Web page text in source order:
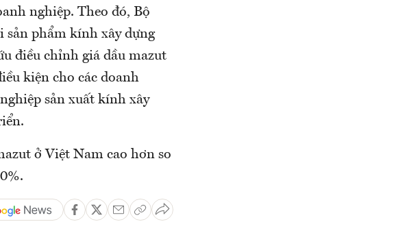
nghiệp. Theo đó, Bộ
sản phẩm kính xây dựng
điều chỉnh giá dầu mazut
kiện cho các doanh
sản xuất kính xây
ở Việt Nam cao hơn so